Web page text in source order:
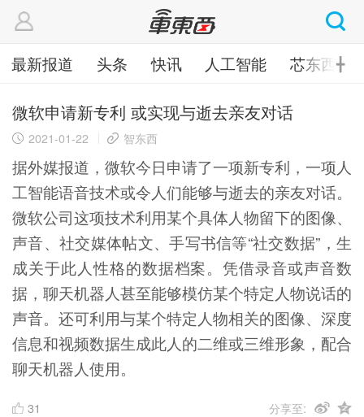
最新报道 头条 快讯 人工智能 芯东西 ╋
微软申请新专利 或实现与逝去亲友对话
2021-01-22 智东西
据外媒报道，微软今日申请了一项新专利，一项人
工智能语音技术或令人们能够与逝去的亲友对话。
微软公司这项技术利用某个具体人物留下的图像、
声音、社交媒体帖文、手写书信等“社交数据”，生
成关于此人性格的数据档案。凭借录音或声音数
据，聊天机器人甚至能够模仿某个特定人物说话的
声音。还可利用与某个特定人物相关的图像、深度
信息和视频数据生成此人的二维或三维形象，配合
聊天机器人使用。
31 分享至: